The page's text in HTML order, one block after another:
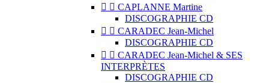
  CAPLANNE Martine
DISCOGRAPHIE CD
  CARADEC Jean-Michel
DISCOGRAPHIE CD
  CARADEC Jean-Michel & SES
INTERPRÈTES
DISCOGRAPHIE CD